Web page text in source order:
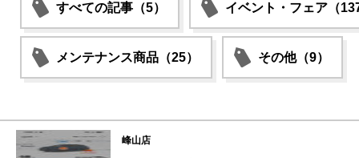
すべての記事（5） イベント・フェア（
メンテナンス商品（25） その他（9）
峰山店